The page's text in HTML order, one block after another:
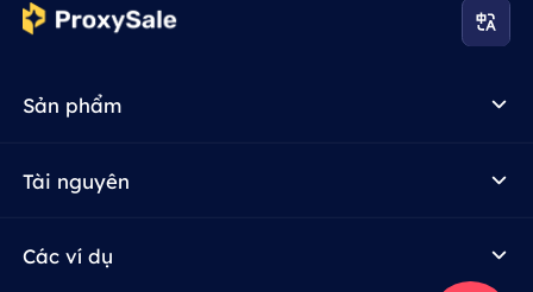
Sản phẩm
Tài nguyên
Các ví dụ